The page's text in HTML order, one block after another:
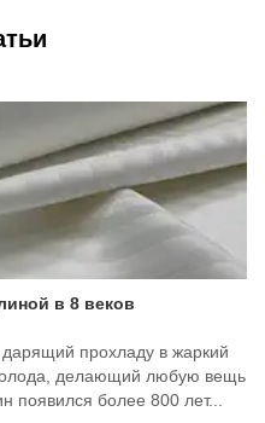
в 8 веков
прохладу в жаркий
делающий любую вещь
появился более 800 лет...